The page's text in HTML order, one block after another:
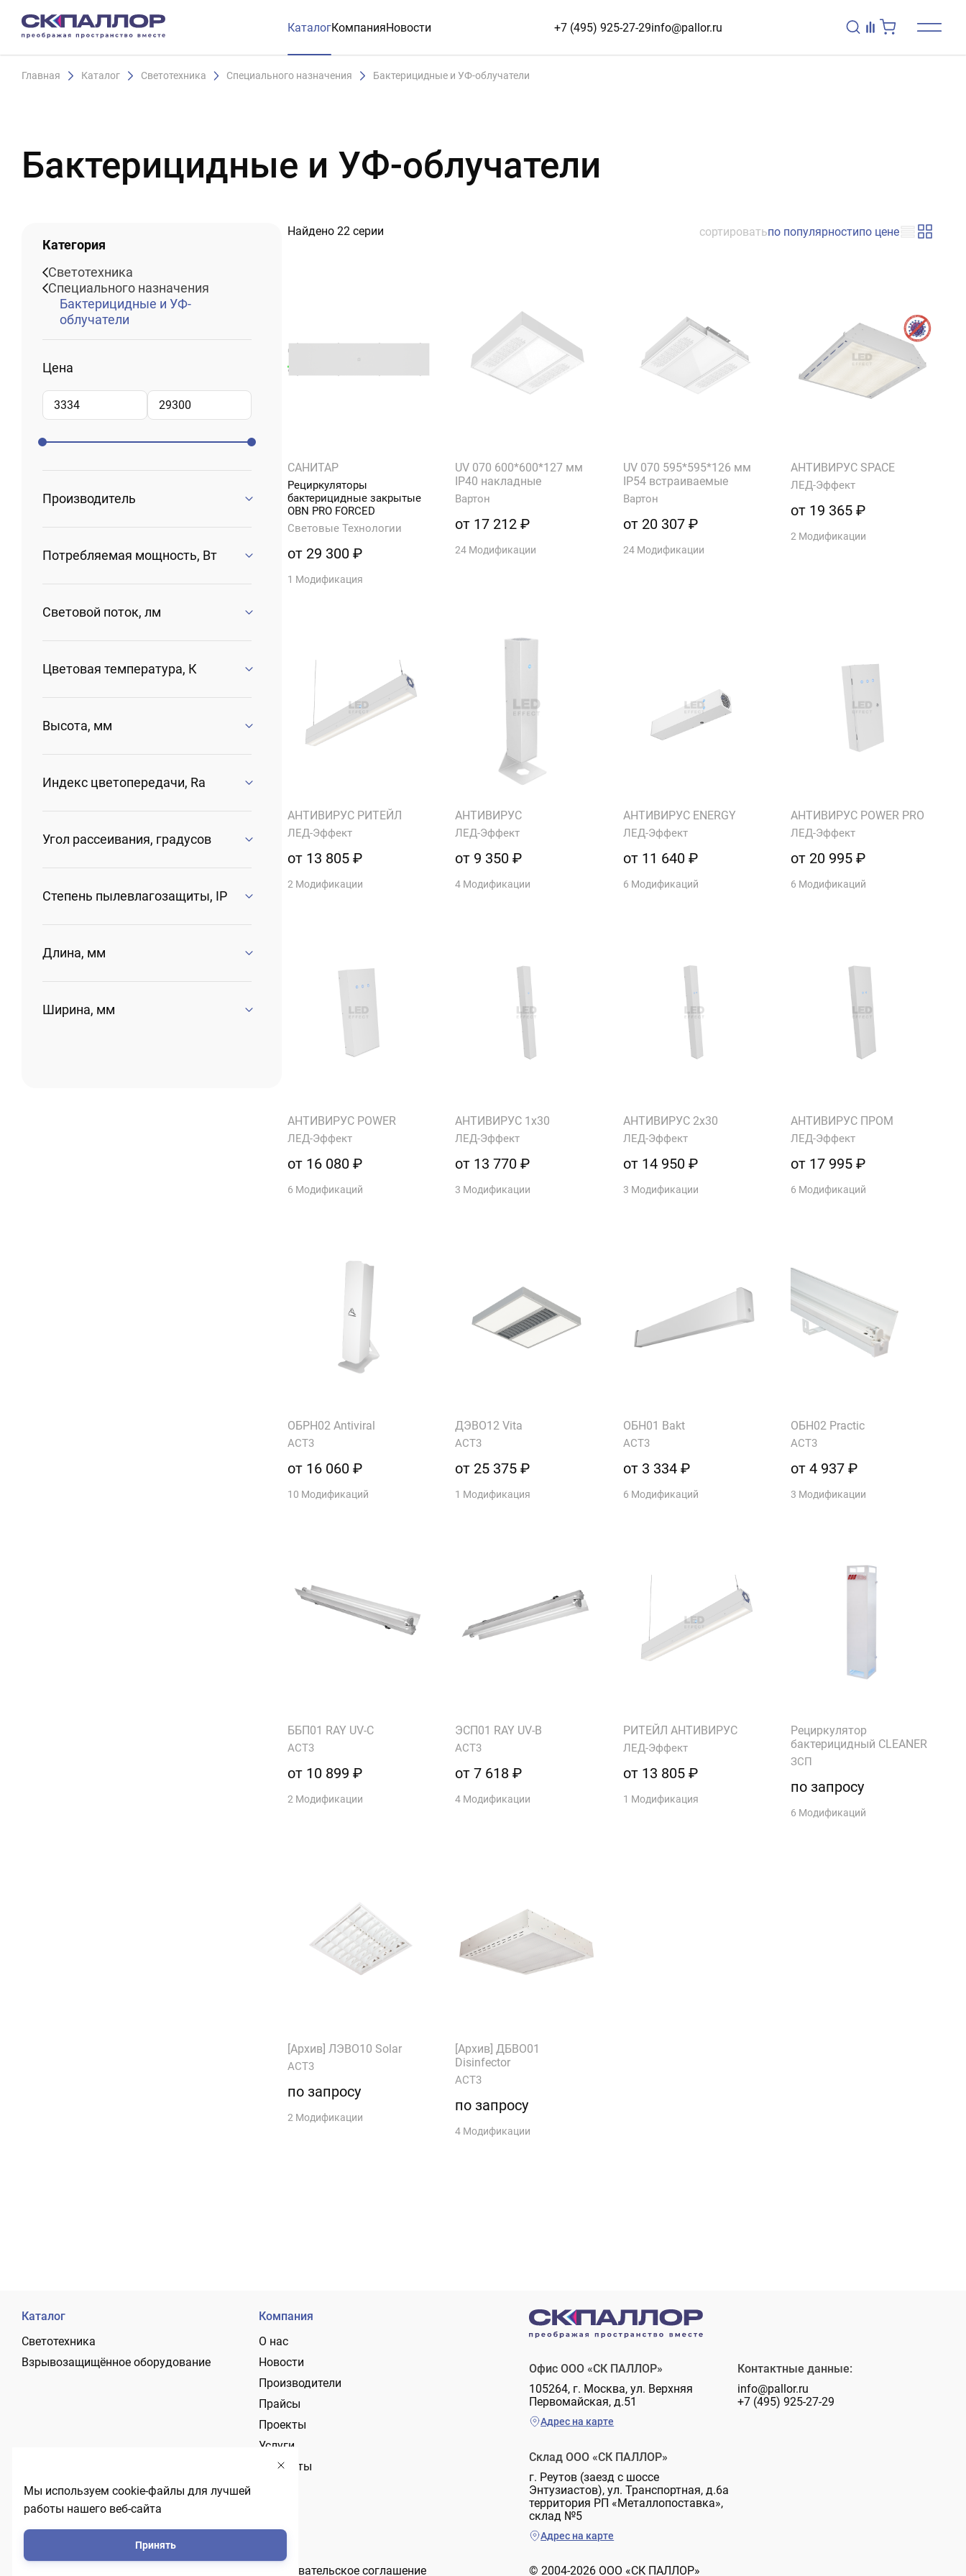
КаталогКомпанияНовости +7 (495) 925-27-29info@pallor.ru
Главная Каталог Светотехника Специального назначения Бактерицидные и УФ-облучатели
Бактерицидные и УФ-облучатели
Категория
Светотехника
Специального назначения
Бактерицидные и УФ-
облучатели
Цена
Производитель
Потребляемая мощность, Вт
Световой поток, лм
Цветовая температура, К
Высота, мм
Индекс цветопередачи, Ra
Угол рассеивания, градусов
Степень пылевлагозащиты, IP
Длина, мм
Ширина, мм
Найдено 22 серии сортироватьпо популярностипо цене
САНИТАР
Рециркуляторы
бактерицидные закрытые
OBN PRO FORCED
Световые Технологии
от 29 300 ₽
1 Модификация
UV 070 600*600*127 мм
IP40 накладные
Вартон
от 17 212 ₽
24 Модификации
UV 070 595*595*126 мм
IP54 встраиваемые
Вартон
от 20 307 ₽
24 Модификации
АНТИВИРУС SPACE
ЛЕД-Эффект
от 19 365 ₽
2 Модификации
АНТИВИРУС РИТЕЙЛ
ЛЕД-Эффект
от 13 805 ₽
2 Модификации
АНТИВИРУС
ЛЕД-Эффект
от 9 350 ₽
4 Модификации
АНТИВИРУС ENERGY
ЛЕД-Эффект
от 11 640 ₽
6 Модификаций
АНТИВИРУС POWER PRO
ЛЕД-Эффект
от 20 995 ₽
6 Модификаций
АНТИВИРУС POWER
ЛЕД-Эффект
от 16 080 ₽
6 Модификаций
АНТИВИРУС 1х30
ЛЕД-Эффект
от 13 770 ₽
3 Модификации
АНТИВИРУС 2х30
ЛЕД-Эффект
от 14 950 ₽
3 Модификации
АНТИВИРУС ПРОМ
ЛЕД-Эффект
от 17 995 ₽
6 Модификаций
ОБРН02 Antiviral
АСТ3
от 16 060 ₽
10 Модификаций
ДЭВО12 Vita
АСТ3
от 25 375 ₽
1 Модификация
ОБН01 Bakt
АСТ3
от 3 334 ₽
6 Модификаций
ОБН02 Practic
АСТ3
от 4 937 ₽
3 Модификации
ББП01 RAY UV-C
АСТ3
от 10 899 ₽
2 Модификации
ЭСП01 RAY UV-B
АСТ3
от 7 618 ₽
4 Модификации
РИТЕЙЛ АНТИВИРУС
ЛЕД-Эффект
от 13 805 ₽
1 Модификация
Рециркулятор
бактерицидный CLEANER
ЗСП
по запросу
6 Модификаций
[Архив] ЛЭВО10 Solar
АСТ3
по запросу
2 Модификации
[Архив] ДБВО01
Disinfector
АСТ3
по запросу
4 Модификации
Каталог
Светотехника
Взрывозащищённое оборудование
Компания
О нас
Новости
Производители
Прайсы
Проекты
Услуги
Контакты
Пользовательское соглашение
Офис ООО «СК ПАЛЛОР»
105264, г. Москва, ул. Верхняя
Первомайская, д.51
Адрес на карте
Склад ООО «СК ПАЛЛОР»
г. Реутов (заезд с шоссе
Энтузиастов), ул. Транспортная, д.6а
территория РП «Металлопоставка»,
склад №5
Адрес на карте
Контактные данные:
info@pallor.ru
+7 (495) 925-27-29
© 2004-2026 ООО «СК ПАЛЛОР»
Мы используем cookie-файлы для лучшей
работы нашего веб-сайта
Принять